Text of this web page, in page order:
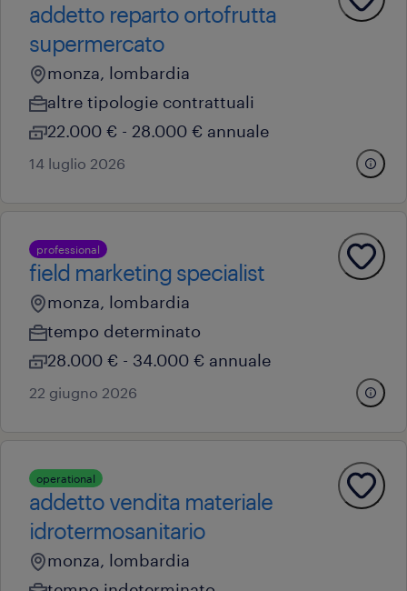
addetto reparto ortofrutta
supermercato
monza, lombardia
altre tipologie contrattuali
22.000 € - 28.000 € annuale
14 luglio 2026
professional
field marketing specialist
monza, lombardia
tempo determinato
28.000 € - 34.000 € annuale
22 giugno 2026
operational
addetto vendita materiale
idrotermosanitario
monza, lombardia